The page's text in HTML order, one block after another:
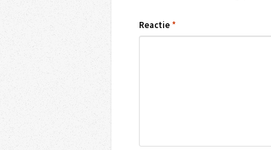
Reactie*